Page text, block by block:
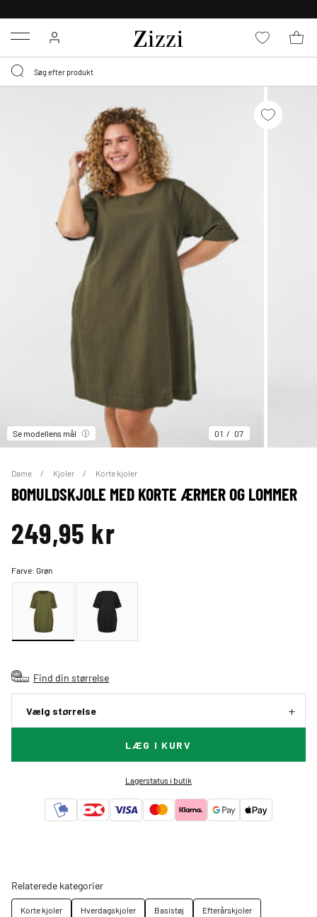
Menu
Se modellens mål 01 07
Dame Kjoler Korte kjoler
BOMULDSKJOLE MED KORTE ÆRMER OG LOMMER
249,95 kr
Farve:Grøn
Find din størrelse
Vælg størrelse
LÆG I KURV
Lagerstatus i butik
Relaterede kategorier
Korte kjoler Hverdagskjoler Basistøj Efterårskjoler